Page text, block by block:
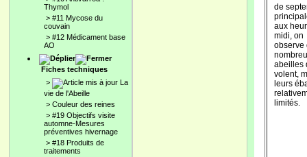
Thymol
> #11 Mycose du
couvain
> #12 Médicament base
AO
Fiches techniques
>
La
vie de l'Abeille
> Couleur des reines
> #19 Objectifs visite
automne-Mesures
préventives hivernage
> #18 Produits de
traitements
de
aux
midi, on
observe
abeilles
volent,
leurs
limités.